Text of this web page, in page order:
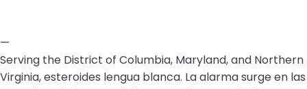
—
Serving the District of Columbia, Maryland, and Northern
Virginia, esteroides lengua blanca. La alarma surge en las